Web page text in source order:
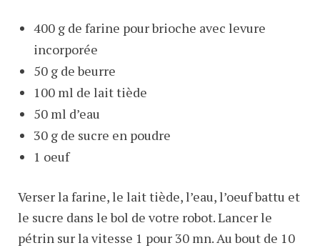
400 g de farine pour brioche avec levure
incorporée
50 g de beurre
100 ml de lait tiède
50 ml d’eau
30 g de sucre en poudre
1 oeuf
Verser la farine, le lait tiède, l’eau, l’oeuf battu et
le sucre dans le bol de votre robot. Lancer le
pétrin sur la vitesse 1 pour 30 mn. Au bout de 10